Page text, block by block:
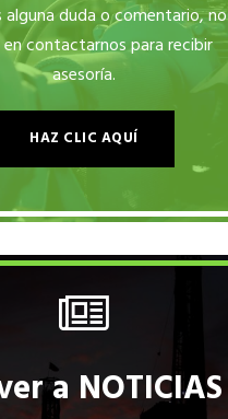
alguna duda o comentario, no
contactarnos para recibir
asesoría.
HAZ CLIC AQUÍ
a NOTICIAS